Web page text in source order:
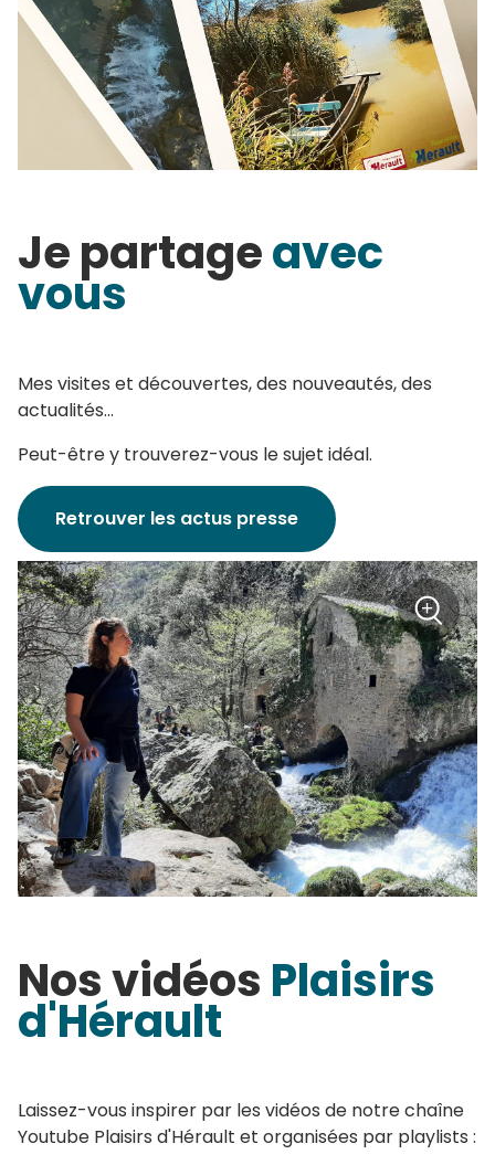
Je partageavec
vous
Mes visites et découvertes, des nouveautés, des
actualités...
Peut-être y trouverez-vous le sujet idéal.
Retrouver les actus presse
Zoom
+
Nos vidéos Plaisirs
d'Hérault
Laissez-vous inspirer par les vidéos de notre chaîne
Youtube Plaisirs d'Hérault et organisées par playlists :